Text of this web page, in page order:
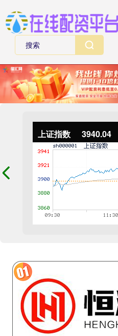
上证指数 3940.04